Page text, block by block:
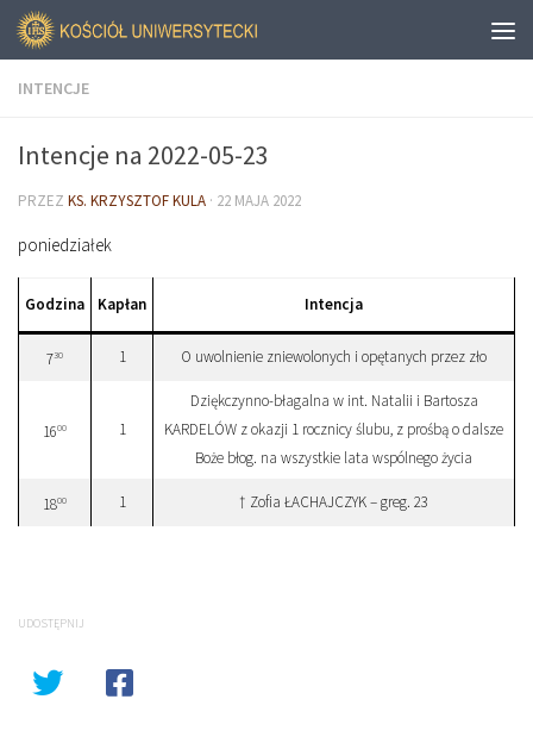
INTENCJE
Intencje na 2022-05-23
PRZEZ KS. KRZYSZTOF KULA · 22 MAJA 2022
poniedziałek
Godzina Kapłan Intencja
730 1 O uwolnienie zniewolonych i opętanych przez zło
1600 1
Dziękczynno-błagalna w int. Natalii i Bartosza
KARDELÓW z okazji 1 rocznicy ślubu, z prośbą o dalsze
Boże błog. na wszystkie lata wspólnego życia
1800 1 † Zofia ŁACHAJCZYK – greg. 23
UDOSTĘPNIJ